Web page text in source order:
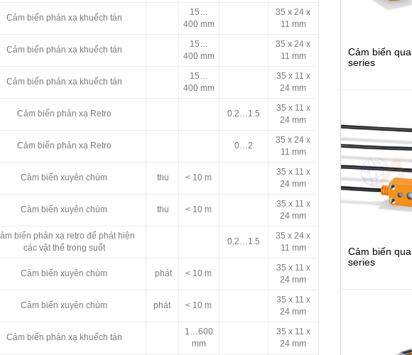
Cảm biến phản xạ khuếch tán
15…
400 mm
35 x 24 x
11 mm
Cảm biến phản xạ khuếch tán
15…
400 mm
35 x 24 x
11 mm
Cảm biến phản xạ khuếch tán
15…
400 mm
35 x 11 x
24 mm
Cảm biến phản xạ Retro 0.2…1.5
35 x 11 x
24 mm
Cảm biến phản xạ Retro 0…2
35 x 24 x
11 mm
Cảm biến xuyên chùm thu < 10 m
35 x 11 x
24 mm
Cảm biến xuyên chùm thu < 10 m
35 x 11 x
24 mm
biến phản xạ retro để phát hiện
các vật thể trong suốt
0.2…1.5
35 x 24 x
11 mm
Cảm biến xuyên chùm phát < 10 m
35 x 11 x
24 mm
Cảm biến xuyên chùm phát < 10 m
35 x 11 x
24 mm
Cảm biến phản xạ khuếch tán
1…600
mm
35 x 11 x
24 mm
Cảm biến
series
Cảm biến
series